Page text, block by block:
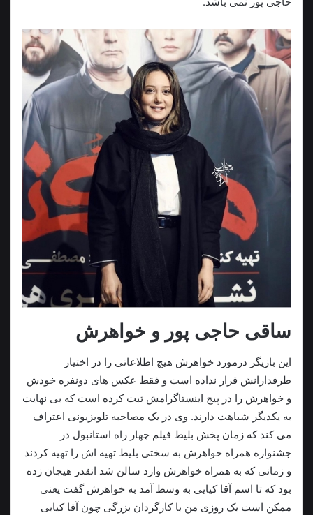
ساقی حاجی پور و خواهرش
این بازیگر درمورد خواهرش هیچ اطلاعاتی را در اختیار
طرفدارانش قرار نداده است و فقط عکس های دونفره خودش
و خواهرش را در پیج اینستاگرامش ثبت کرده است که بی نهایت
به یکدیگر شباهت دارند. وی در یک مصاحبه تلویزیونی اعتراف
می کند که زمان پخش بلیط فیلم چهار راه استانبول در
جشنواره همراه خواهرش به سختی بلیط تهیه اش را تهیه کردند
و زمانی که به همراه خواهرش وارد سالن شد انقدر هیجان زده
بود که تا اسم آقا کیایی به وسط آمد به خواهرش گفت یعنی
ممکن است یک روزی من با کارگردان بزرگی چون آقا کیایی